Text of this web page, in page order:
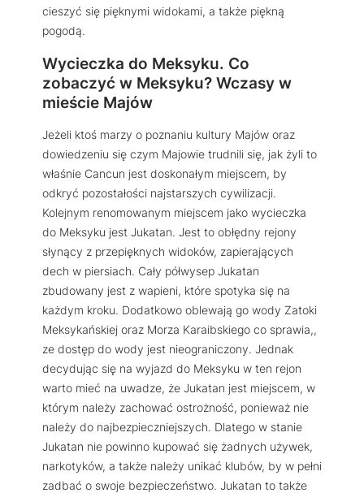
cieszyć się pięknymi widokami, a także piękną
pogodą.
Wycieczka do Meksyku. Co
zobaczyć w Meksyku? Wczasy w
mieście Majów
Jeżeli ktoś marzy o poznaniu kultury Majów oraz
dowiedzeniu się czym Majowie trudnili się, jak żyli to
właśnie Cancun jest doskonałym miejscem, by
odkryć pozostałości najstarszych cywilizacji.
Kolejnym renomowanym miejscem jako wycieczka
do Meksyku jest Jukatan. Jest to obłędny rejony
słynący z przepięknych widoków, zapierających
dech w piersiach. Cały półwysep Jukatan
zbudowany jest z wapieni, które spotyka się na
każdym kroku. Dodatkowo oblewają go wody Zatoki
Meksykańskiej oraz Morza Karaibskiego co sprawia,,
ze dostęp do wody jest nieograniczony. Jednak
decydując się na wyjazd do Meksyku w ten rejon
warto mieć na uwadze, że Jukatan jest miejscem, w
którym należy zachować ostrożność, ponieważ nie
należy do najbezpieczniejszych. Dlatego w stanie
Jukatan nie powinno kupować się żadnych używek,
narkotyków, a także należy unikać klubów, by w pełni
zadbać o swoje bezpieczeństwo. Jukatan to także